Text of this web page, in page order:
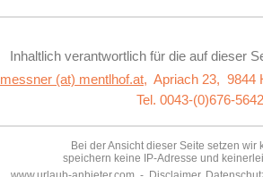
Inhaltlich verantwortlich für die auf dieser
messner (at) mentlhof.at, Apriach 23, 9844
Tel. 0043-(0)676-
Bei der Ansicht dieser Seite setzen wir
speichern keine IP-Adresse und